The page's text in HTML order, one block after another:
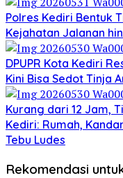
Polres Kediri Bentuk
Kejahatan Jalanan
DPUPR Kota Kediri
Kini Bisa Sedot Tinja
Kurang dari 12 Jam,
Kediri: Rumah,
Tebu Ludes
Rekomendasi